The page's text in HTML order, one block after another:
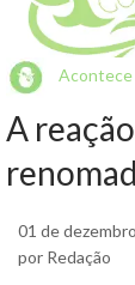
Acontece
A
01 de
por Redação